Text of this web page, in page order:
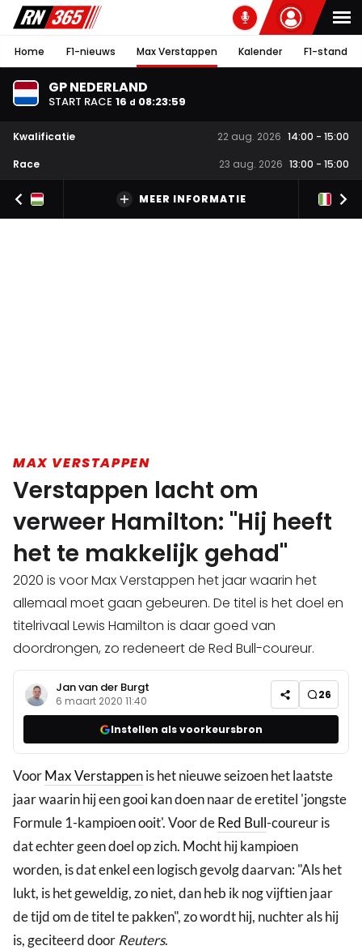
Home F1-nieuws Max Verstappen Kalender F1-stand
GP NEDERLAND
START RACE 16 d 08:23:58
Kwalificatie 22 aug. 2026 14:00 - 15:00
Race
23 aug. 2026 13:00 - 15:00
MEER INFORMATIE
MAX VERSTAPPEN
Verstappen lacht om
verweer Hamilton: "Hij heeft
het te makkelijk gehad"
2020 is voor Max Verstappen het jaar waarin het
allemaal moet gaan gebeuren. De titel is het doel en
titelrivaal Lewis Hamilton is daar goed van
doordrongen, zo redeneert de Red Bull-coureur.
Jan van der Burgt
6 maart 2020 11:40 26
Instellen als voorkeursbron
VoorMax Verstappenis het nieuwe seizoen het laatste
jaar waarin hij een gooi kan doen naar de eretitel 'jongste
Formule 1-kampioen ooit'. Voor deRed Bull-coureur is
dat echter geen doel op zich. Mocht hij kampioen
worden, is dat enkel een logisch gevolg daarvan: "Als het
lukt, is het geweldig, zo niet, dan heb ik nog vijftien jaar
de tijd om de titel te pakken", zo wordt hij, nuchter als hij
is, geciteerd door Reuters.